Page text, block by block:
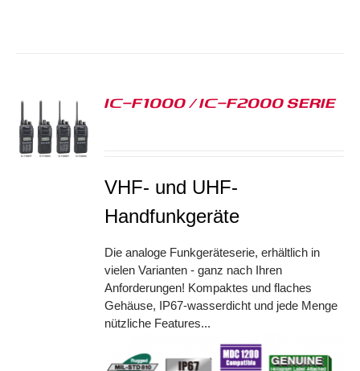
IC-F1000 / IC-F2000 SERIE
VHF- und UHF-
Handfunkgeräte
Die analoge Funkgeräteserie, erhältlich in
vielen Varianten - ganz nach Ihren
Anforderungen! Kompaktes und flaches
Gehäuse, IP67-wasserdicht und jede Menge
nützliche Features...